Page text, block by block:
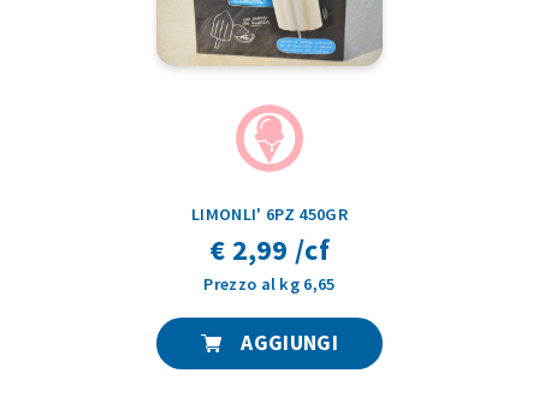
LIMONLI' 6PZ 450GR
€ 2,99 /cf
Prezzo al kg 6,65
AGGIUNGI